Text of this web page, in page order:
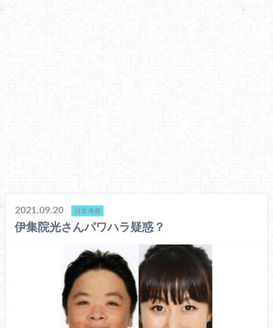
2021.09.20 日常考察
伊集院光さんパワハラ疑惑？